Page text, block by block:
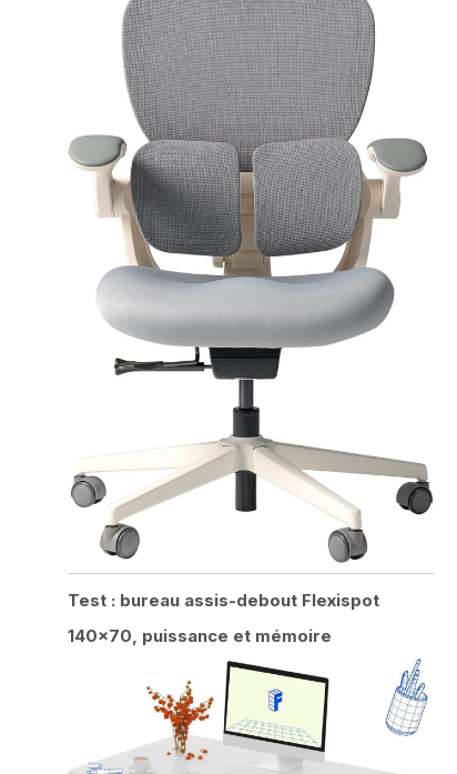
Test : bureau assis-debout Flexispot
140×70, puissance et mémoire